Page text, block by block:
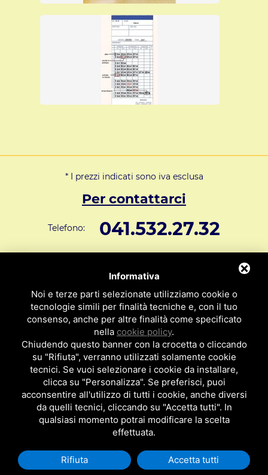
* I prezzi indicati sono iva esclusa
Per contattarci
Telefono: 041.532.27.32
info@svar1951.it
Supporto Tecnico Clienti: assistenza@svar1951.it
Fax: 041 532.73.01
Indirizzo: S.V.A.R. - Via Cappuccina n° 181 - 30172 Mestre VE
ITALY
P.I : 01971310279
ISCRIZIONE R.E.A. N. 189009
Per essere contattato da un nostro
rappresentante clicca qui
Privacy Policy | Cookie Policy
Informativa
Noi e terze parti selezionate utilizziamo cookie o
tecnologie simili per finalità tecniche e, con il tuo
consenso, anche per altre finalità come specificato
nella cookie policy.
Chiudendo questo banner con la crocetta o cliccando
su "Rifiuta", verranno utilizzati solamente cookie
tecnici. Se vuoi selezionare i cookie da installare,
clicca su "Personalizza". Se preferisci, puoi
acconsentire all'utilizzo di tutti i cookie, anche diversi
da quelli tecnici, cliccando su "Accetta tutti". In
qualsiasi momento potrai modificare la scelta
effettuata.
Rifiuta Accetta tutti